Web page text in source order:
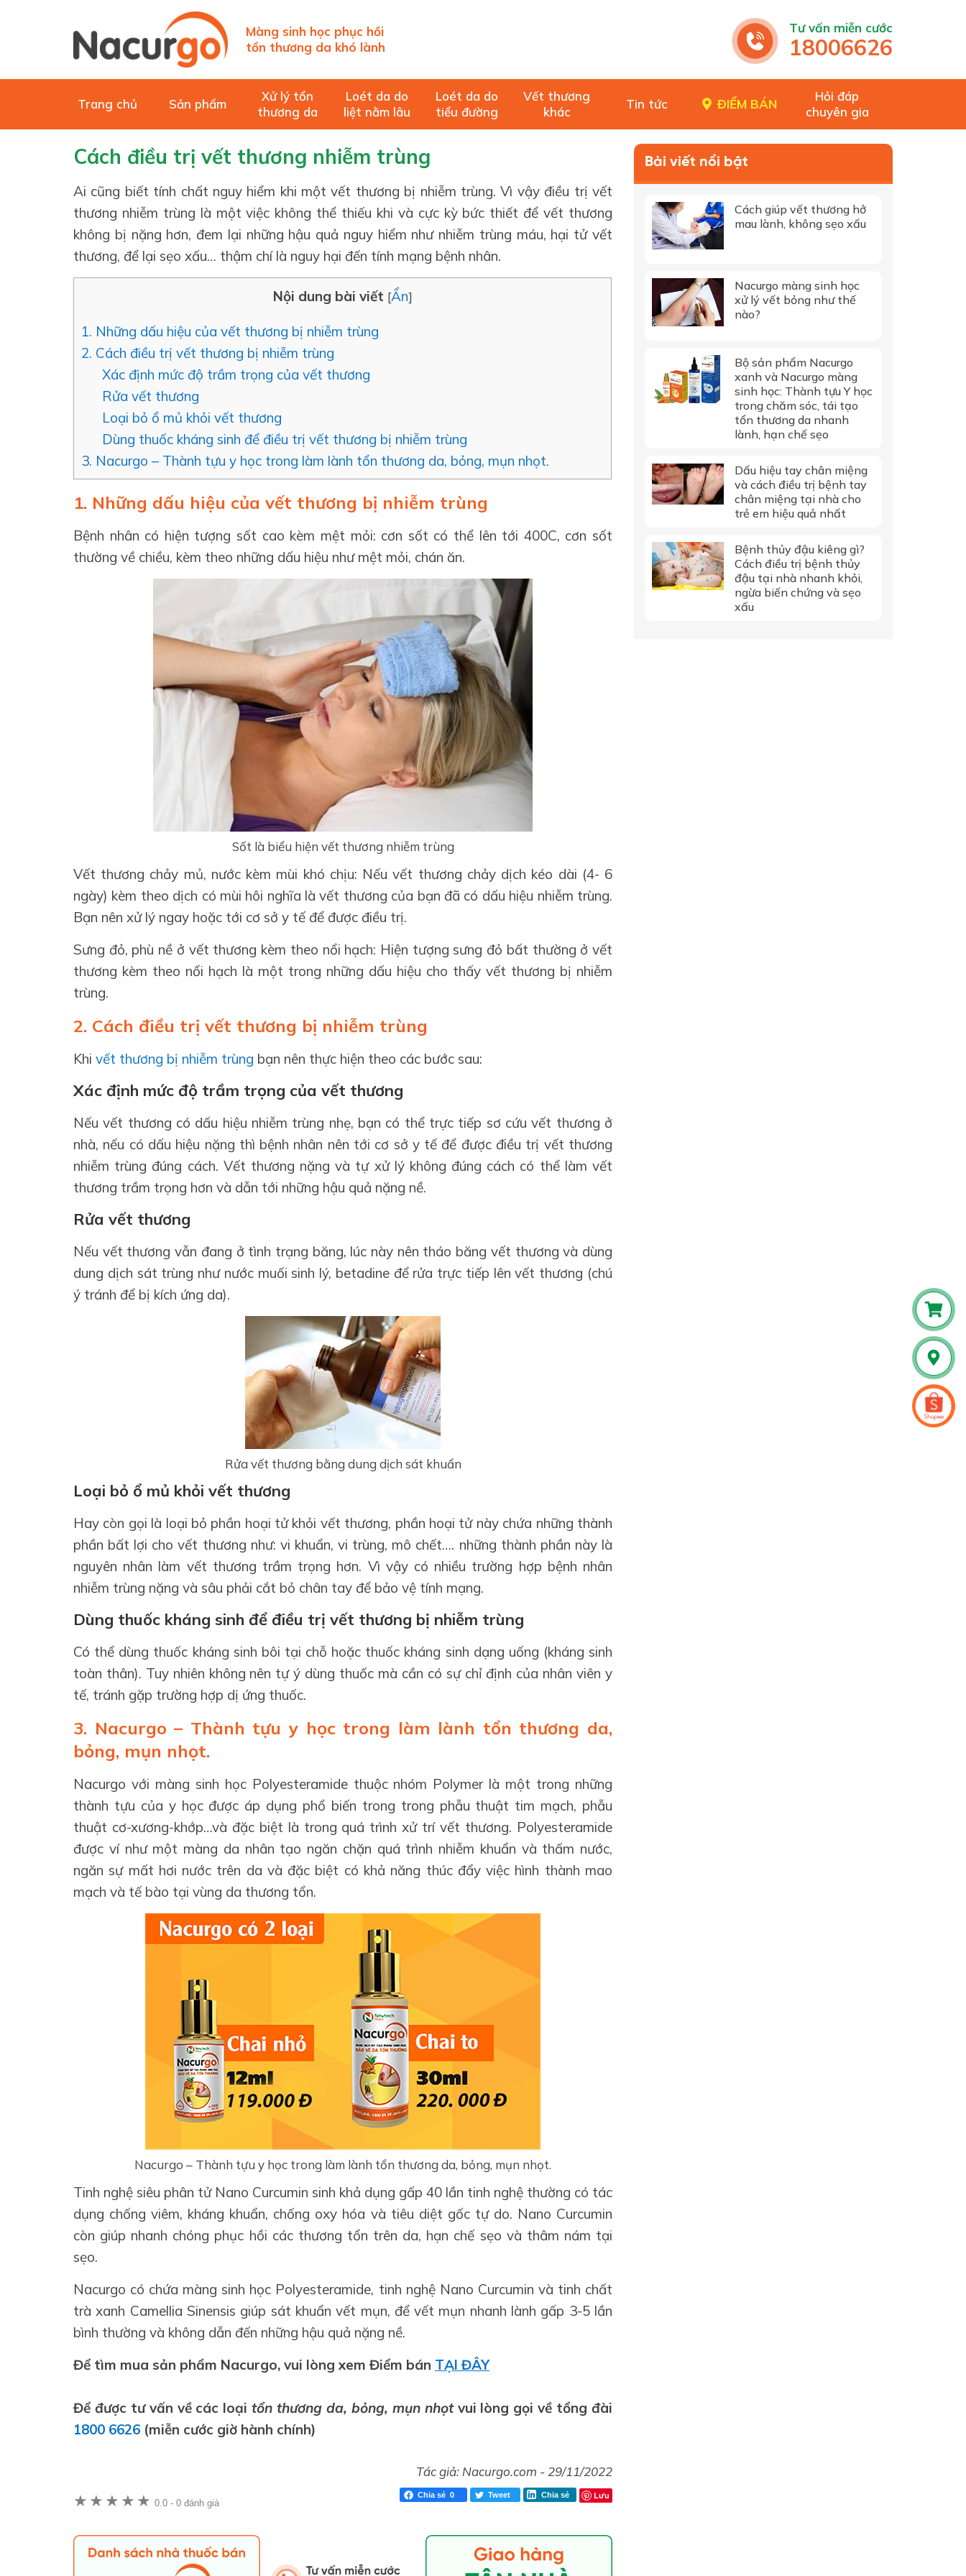
Màng sinh học phục hồi
tổn thương da khó lành
Tư vấn miễn cước
18006626
Trang chủ Sản phẩm
Xử lý tổn
thương da
Loét da do
liệt nằm lâu
Loét da do
tiểu đường
Vết thương
khác
Tin tức ĐIỂM BÁN
Hỏi đáp
chuyên gia
Cách điều trị vết thương nhiễm trùng
Ai cũng biết tính chất nguy hiểm khi một vết thương bị nhiễm trùng. Vì vậy điều trị vết
thương nhiễm trùng là một việc không thể thiếu khi và cực kỳ bức thiết để vết thương
không bị nặng hơn, đem lại những hậu quả nguy hiểm như nhiễm trùng máu, hại tử vết
thương, để lại sẹo xấu… thậm chí là nguy hại đến tính mạng bệnh nhân.
Nội dung bài viết [Ẩn]
1. Những dấu hiệu của vết thương bị nhiễm trùng
2. Cách điều trị vết thương bị nhiễm trùng
Xác định mức độ trầm trọng của vết thương
Rửa vết thương
Loại bỏ ổ mủ khỏi vết thương
Dùng thuốc kháng sinh để điều trị vết thương bị nhiễm trùng
3. Nacurgo – Thành tựu y học trong làm lành tổn thương da, bỏng, mụn nhọt.
1. Những dấu hiệu của vết thương bị nhiễm trùng
Bệnh nhân có hiện tượng sốt cao kèm mệt mỏi: cơn sốt có thể lên tới 400C, cơn sốt
thường về chiều, kèm theo những dấu hiệu như mệt mỏi, chán ăn.
Sốt là biểu hiện vết thương nhiễm trùng
Vết thương chảy mủ, nước kèm mùi khó chịu: Nếu vết thương chảy dịch kéo dài (4- 6
ngày) kèm theo dịch có mùi hôi nghĩa là vết thương của bạn đã có dấu hiệu nhiễm trùng.
Bạn nên xử lý ngay hoặc tới cơ sở y tế để được điều trị.
Sưng đỏ, phù nề ở vết thương kèm theo nổi hạch: Hiện tượng sưng đỏ bất thường ở vết
thương kèm theo nổi hạch là một trong những dấu hiệu cho thấy vết thương bị nhiễm
trùng.
2. Cách điều trị vết thương bị nhiễm trùng
Khi vết thương bị nhiễm trùng bạn nên thực hiện theo các bước sau:
Xác định mức độ trầm trọng của vết thương
Nếu vết thương có dấu hiệu nhiễm trùng nhẹ, bạn có thể trực tiếp sơ cứu vết thương ở
nhà, nếu có dấu hiệu nặng thì bệnh nhân nên tới cơ sở y tế để được điều trị vết thương
nhiễm trùng đúng cách. Vết thương nặng và tự xử lý không đúng cách có thể làm vết
thương trầm trọng hơn và dẫn tới những hậu quả nặng nề.
Rửa vết thương
Nếu vết thương vẫn đang ở tình trạng băng, lúc này nên tháo băng vết thương và dùng
dung dịch sát trùng như nước muối sinh lý, betadine để rửa trực tiếp lên vết thương (chú
ý tránh để bị kích ứng da).
Rửa vết thương bằng dung dịch sát khuẩn
Loại bỏ ổ mủ khỏi vết thương
Hay còn gọi là loại bỏ phần hoại tử khỏi vết thương, phần hoại tử này chứa những thành
phần bất lợi cho vết thương như: vi khuẩn, vi trùng, mô chết…. những thành phần này là
nguyên nhân làm vết thương trầm trọng hơn. Vì vậy có nhiều trường hợp bệnh nhân
nhiễm trùng nặng và sâu phải cắt bỏ chân tay để bảo vệ tính mạng.
Dùng thuốc kháng sinh để điều trị vết thương bị nhiễm trùng
Có thể dùng thuốc kháng sinh bôi tại chỗ hoặc thuốc kháng sinh dạng uống (kháng sinh
toàn thân). Tuy nhiên không nên tự ý dùng thuốc mà cần có sự chỉ định của nhân viên y
tế, tránh gặp trường hợp dị ứng thuốc.
3. Nacurgo – Thành tựu y học trong làm lành tổn thương da,
bỏng, mụn nhọt.
Nacurgo với màng sinh học Polyesteramide thuộc nhóm Polymer là một trong những
thành tựu của y học được áp dụng phổ biến trong trong phẫu thuật tim mạch, phẫu
thuật cơ-xương-khớp…và đặc biệt là trong quá trình xử trí vết thương. Polyesteramide
được ví như một màng da nhân tạo ngăn chặn quá trình nhiễm khuẩn và thấm nước,
ngăn sự mất hơi nước trên da và đặc biệt có khả năng thúc đẩy việc hình thành mao
mạch và tế bào tại vùng da thương tổn.
Nacurgo – Thành tựu y học trong làm lành tổn thương da, bỏng, mụn nhọt.
Tinh nghệ siêu phân tử Nano Curcumin sinh khả dụng gấp 40 lần tinh nghệ thường có tác
dụng chống viêm, kháng khuẩn, chống oxy hóa và tiêu diệt gốc tự do. Nano Curcumin
còn giúp nhanh chóng phục hồi các thương tổn trên da, hạn chế sẹo và thâm nám tại
sẹo.
Nacurgo có chứa màng sinh học Polyesteramide, tinh nghệ Nano Curcumin và tinh chất
trà xanh Camellia Sinensis giúp sát khuẩn vết mụn, để vết mụn nhanh lành gấp 3-5 lần
bình thường và không dẫn đến những hậu quả nặng nề.
Để tìm mua sản phẩm Nacurgo, vui lòng xem Điểm bán TẠI ĐÂY
Để được tư vấn về các loạitổn thương da, bỏng, mụn nhọtvui lòng gọi về tổng đài
1800 6626 (miễn cước giờ hành chính)
Tác giả: Nacurgo.com - 29/11/2022
★ ★ ★ ★ ★ 0.0 -0 đánh giá
Chia sẻ 0 Tweet Chia sẻ Lưu
Bài viết nổi bật
Cách giúp vết thương hở
mau lành, không sẹo xấu
Nacurgo màng sinh học
xử lý vết bỏng như thế
nào?
Bộ sản phẩm Nacurgo
xanh và Nacurgo màng
sinh học: Thành tựu Y học
trong chăm sóc, tái tạo
tổn thương da nhanh
lành, hạn chế sẹo
Dấu hiệu tay chân miệng
và cách điều trị bệnh tay
chân miệng tại nhà cho
trẻ em hiệu quả nhất
Bệnh thủy đậu kiêng gì?
Cách điều trị bệnh thủy
đậu tại nhà nhanh khỏi,
ngừa biến chứng và sẹo
xấu